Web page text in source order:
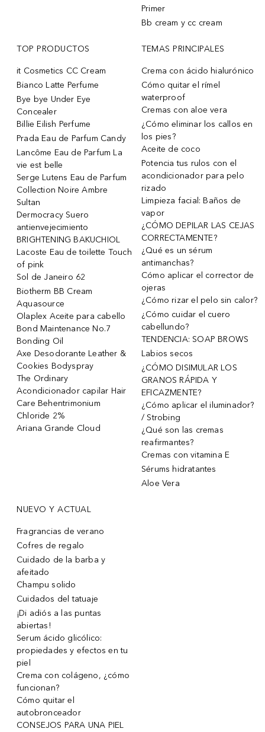
Primer
Bb cream y cc cream
TOP PRODUCTOS
it Cosmetics CC Cream
Bianco Latte Perfume
Bye bye Under Eye
Concealer
Billie Eilish Perfume
Prada Eau de Parfum Candy
Lancôme Eau de Parfum La
vie est belle
Serge Lutens Eau de Parfum
Collection Noire Ambre
Sultan
Dermocracy Suero
antienvejecimiento
BRIGHTENING BAKUCHIOL
Lacoste Eau de toilette Touch
of pink
Sol de Janeiro 62
Biotherm BB Cream
Aquasource
Olaplex Aceite para cabello
Bond Maintenance No.7
Bonding Oil
Axe Desodorante Leather &
Cookies Bodyspray
The Ordinary
Acondicionador capilar Hair
Care Behentrimonium
Chloride 2%
Ariana Grande Cloud
TEMAS PRINCIPALES
Crema con ácido hialurónico
Cómo quitar el rímel
waterproof
Cremas con aloe vera
¿Cómo eliminar los callos en
los pies?
Aceite de coco
Potencia tus rulos con el
acondicionador para pelo
rizado
Limpieza facial: Baños de
vapor
¿CÓMO DEPILAR LAS CEJAS
CORRECTAMENTE?
¿Qué es un sérum
antimanchas?
Cómo aplicar el corrector de
ojeras
¿Cómo rizar el pelo sin calor?
¿Cómo cuidar el cuero
cabellundo?
TENDENCIA: SOAP BROWS
Labios secos
¿CÓMO DISIMULAR LOS
GRANOS RÁPIDA Y
EFICAZMENTE?
¿Cómo aplicar el iluminador?
/ Strobing
¿Qué son las cremas
reafirmantes?
Cremas con vitamina E
Sérums hidratantes
Aloe Vera
NUEVO Y ACTUAL
Fragrancias de verano
Cofres de regalo
Cuidado de la barba y
afeitado
Champu solido
Cuidados del tatuaje
¡Di adiós a las puntas
abiertas!
Serum ácido glicólico:
propiedades y efectos en tu
piel
Crema con colágeno, ¿cómo
funcionan?
Cómo quitar el
autobronceador
CONSEJOS PARA UNA PIEL